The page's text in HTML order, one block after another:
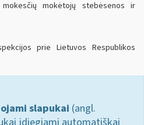
mokėtojų stebėsenos ir
prie Lietuvos Respublikos
slapukai (angl.